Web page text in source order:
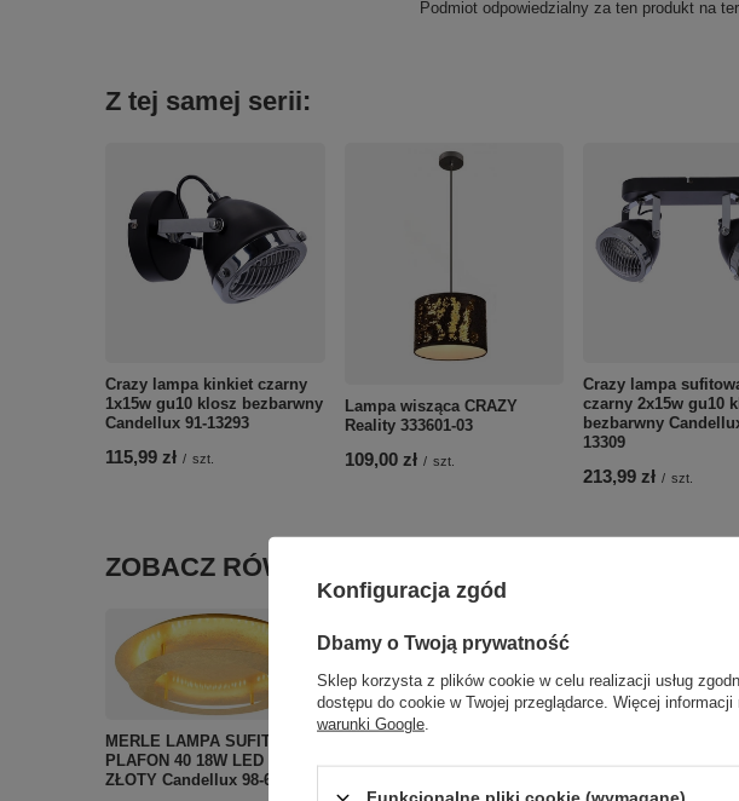
Podmiot odpowiedzialny za ten produkt na
Z tej samej serii:
Crazy lampa kinkiet czarny
1x15w gu10 klosz bezbarwny
Candellux 91-13293
115,99 zł / szt.
Lampa wisząca CRAZY
Reality 333601-03
109,00 zł / szt.
Crazy lampa
czarny 2x15w gu10
bezbarwny
13309
213,99 zł / szt.
ZOBACZ RÓWNIEŻ
MERLE LAMPA SUFITOWA
PLAFON 40 18W LED 3000K
ZŁOTY Candellux 98-66213
Konfiguracja zgód
Dbamy o Twoją prywatność
Sklep korzysta z plików cookie w celu realizacji usług
dostępu do cookie w Twojej przeglądarce. Więcej
warunki Google
Funkcjonalne pliki cookie (wymagane)